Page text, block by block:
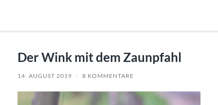
Der Wink mit dem Zaunpfahl
14. AUGUST 2019 / 8 KOMMENTARE